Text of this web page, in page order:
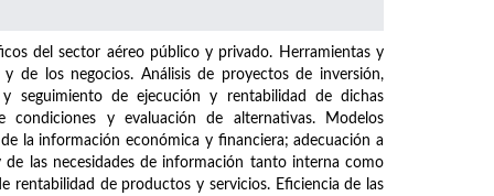
del sector aéreo público y privado. Herramientas y
de los negocios. Análisis de proyectos de inversión,
seguimiento de ejecución y rentabilidad de dichas
condiciones y evaluación de alternativas. Modelos
la información económica y financiera; adecuación a
las necesidades de información tanto interna como
rentabilidad de productos y servicios. Eficiencia de las